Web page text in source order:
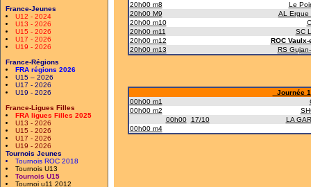
France-Jeunes
U12 - 2024
U13 - 2026
U15 - 2026
U17 - 2026
U19 - 2026
France-Régions
FRA régions 2026
U15 – 2026
U17 - 2026
U19 - 2026
France-Ligues Filles
FRA ligues Filles 2025
U13 - 2026
U15 - 2026
U17 - 2026
U19 - 2026
Tournois Jeunes
Tournois ROC 2018
Tournois U13
Tournois U15
Tournoi u11 2012
20h00 m8
Le
20h00 M9
AL Ergue
20h00 m10
20h00 m11
SC
20h00 m12
ROC Vaulx-
20h00 m13
RS
Journée
00h00 m1
00h00 m2
00h00
17/10
LA
00h00 m4